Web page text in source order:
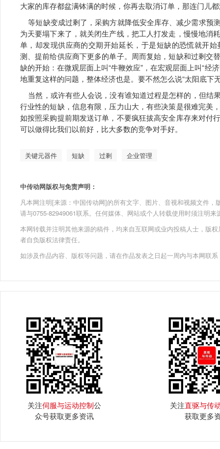
大家的库存都盆满钵满的时候，你再去取消订单，那连门儿
等短缺变成过剩了，采购方就降低安全库存、减少需求预
为天要塌下来了，就关闭生产线，把工人打发走，慢慢地消
单，却发现供应商的交期开始延长，于是短缺的恐慌就开
测、提前给供应商下更多的单子。周而复始，短缺和过剩交
缺的开始：在微观层面上叫“牛鞭效应”，在宏观层面上叫“经
地重复这样的问题，整体经济也是。要不然怎么说“太阳底下
当然，或许有些人会说，没有谁知道过程是怎样的，但
行业性的短缺，信息有限，压力山大，有些决策是很难完美
如按照采购提前期发送订单，不要疯狂拔高安全库存来对付
可以做得比我们以前好，比大多数的竞争对手好。
关键元器件 短缺 过剩 企业管理
中传动网版权与免责声明：
凡本网注明[来源：中国传动网]的所有文字、图片、音视和视频文件
请与0755-82949061联系。任何媒体、网站或个人转载使用时须注明
本网转载并注明其他来源的稿件，均来自互联网或业内投稿人士，版
者自负版权法律责任。
如涉及作品内容、版权等问题，请在作品发表之日起一周内与本网联
关注伺服与运动控制公
众号获取更多资讯
关注直驱与传
获取更多